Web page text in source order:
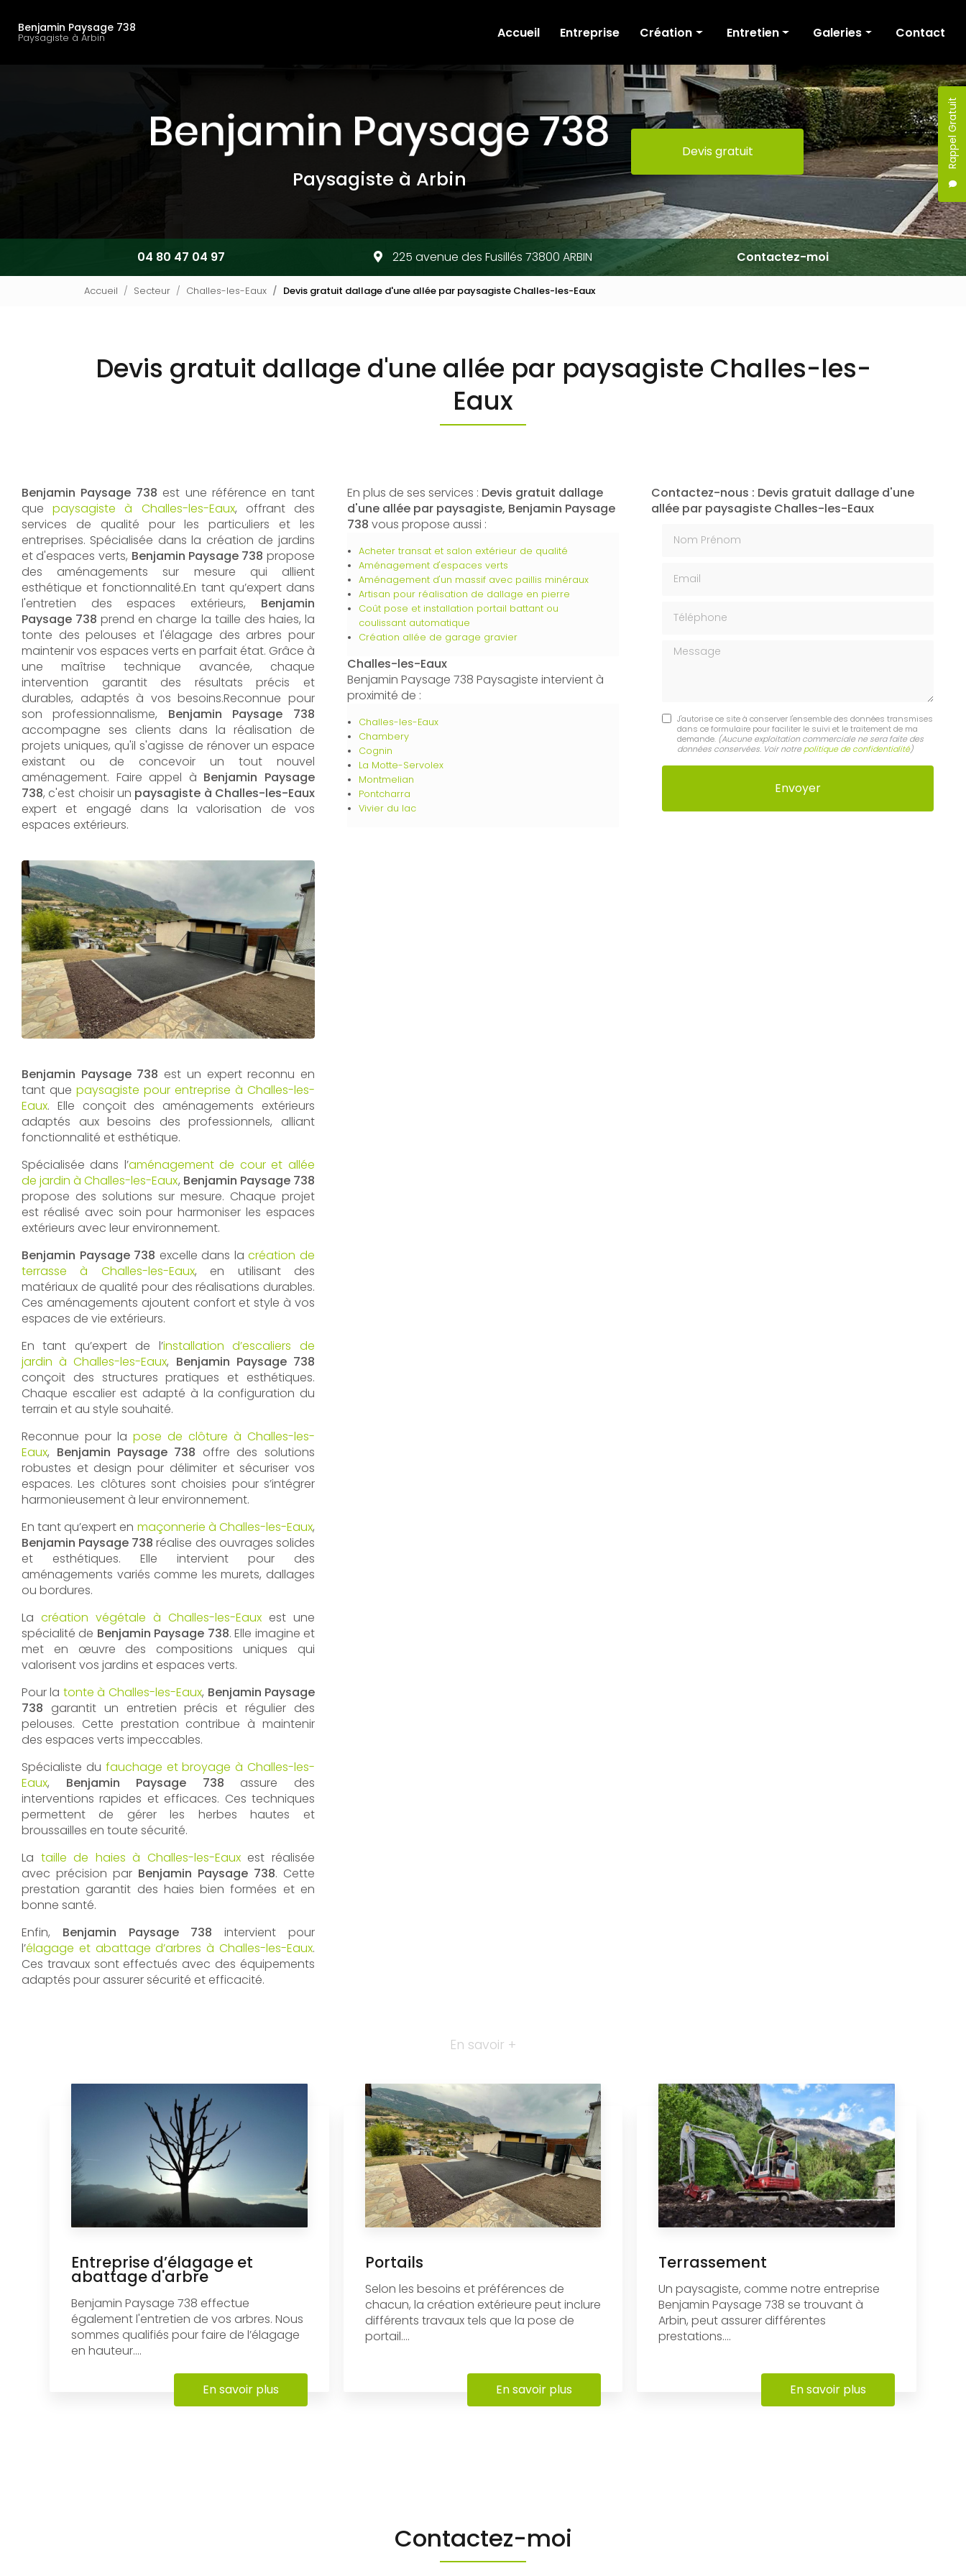
contenu
Benjamin Paysage 738
Paysagiste à Arbin
Rappel Gratuit
Accueil
Entreprise Création
Cour et allée
Terrasse
Murs de soutènement
Escaliers
Portail
Clôture
Maçonnerie
Terrassement
Pergola
Entretien
Tonte
Fauchage / Broyage
Taille de haies
Elagage / Abattage
Galeries
Création
Entretien
Contact
Paysagiste à Arbin
Devis gratuit
04 80 47 04 97 225 avenue des Fusillés 73800 ARBIN Contactez-moi
Accueil Secteur Challes-les-Eaux Devis gratuit dallage d'une allée par paysagiste Challes-les-Eaux
Devis gratuit dallage d'une allée par paysagiste Challes-les-
Eaux
Benjamin Paysage 738 est une référence en tant
quepaysagiste à Challes-les-Eaux, offrant des
services de qualité pour les particuliers et les
entreprises. Spécialisée dans la création de jardins
et d'espaces verts, Benjamin Paysage 738 propose
des aménagements sur mesure qui allient
esthétique et fonctionnalité.En tant qu’expert dans
l'entretien des espaces extérieurs, Benjamin
Paysage 738 prend en charge la taille des haies, la
tonte des pelouses et l'élagage des arbres pour
maintenir vos espaces verts en parfait état. Grâce à
une maîtrise technique avancée, chaque
intervention garantit des résultats précis et
durables, adaptés à vos besoins.Reconnue pour
son professionnalisme, Benjamin Paysage 738
accompagne ses clients dans la réalisation de
projets uniques, qu'il s'agisse de rénover un espace
existant ou de concevoir un tout nouvel
aménagement. Faire appel à Benjamin Paysage
738, c'est choisir un paysagiste à Challes-les-Eaux
expert et engagé dans la valorisation de vos
espaces extérieurs.
Benjamin Paysage 738 est un expert reconnu en
tant que paysagiste pour entreprise à Challes-les-
Eaux. Elle conçoit des aménagements extérieurs
adaptés aux besoins des professionnels, alliant
fonctionnalité et esthétique.
Spécialisée dans l’aménagement de cour et allée
de jardin à Challes-les-Eaux, Benjamin Paysage 738
propose des solutions sur mesure. Chaque projet
est réalisé avec soin pour harmoniser les espaces
extérieurs avec leur environnement.
Benjamin Paysage 738 excelle dans lacréation de
terrasse à Challes-les-Eaux, en utilisant des
matériaux de qualité pour des réalisations durables.
Ces aménagements ajoutent confort et style à vos
espaces de vie extérieurs.
En tant qu’expert de l’installation d’escaliers de
jardin à Challes-les-Eaux, Benjamin Paysage 738
conçoit des structures pratiques et esthétiques.
Chaque escalier est adapté à la configuration du
terrain et au style souhaité.
Reconnue pour la pose de clôture à Challes-les-
Eaux, Benjamin Paysage 738 offre des solutions
robustes et design pour délimiter et sécuriser vos
espaces. Les clôtures sont choisies pour s’intégrer
harmonieusement à leur environnement.
En tant qu’expert en maçonnerie à Challes-les-Eaux,
Benjamin Paysage 738 réalise des ouvrages solides
et esthétiques. Elle intervient pour des
aménagements variés comme les murets, dallages
ou bordures.
La création végétale à Challes-les-Eaux est une
spécialité de Benjamin Paysage 738. Elle imagine et
met en œuvre des compositions uniques qui
valorisent vos jardins et espaces verts.
Pour la tonte à Challes-les-Eaux, Benjamin Paysage
738 garantit un entretien précis et régulier des
pelouses. Cette prestation contribue à maintenir
des espaces verts impeccables.
Spécialiste du fauchage et broyage à Challes-les-
Eaux, Benjamin Paysage 738 assure des
interventions rapides et efficaces. Ces techniques
permettent de gérer les herbes hautes et
broussailles en toute sécurité.
La taille de haies à Challes-les-Eauxest réalisée
avec précision par Benjamin Paysage 738. Cette
prestation garantit des haies bien formées et en
bonne santé.
Enfin, Benjamin Paysage 738 intervient pour
l’élagage et abattage d’arbres à Challes-les-Eaux.
Ces travaux sont effectués avec des équipements
adaptés pour assurer sécurité et efficacité.
En plus de ses services : Devis gratuit dallage
d'une allée par paysagiste, Benjamin Paysage
738 vous propose aussi :
Acheter transat et salon extérieur de qualité
Aménagement d'espaces verts
Aménagement d'un massif avec paillis minéraux
Artisan pour réalisation de dallage en pierre
Coût pose et installation portail battant ou
coulissant automatique
Création allée de garage gravier
Challes-les-Eaux
Benjamin Paysage 738 Paysagiste intervient à
proximité de :
Challes-les-Eaux
Chambery
Cognin
La Motte-Servolex
Montmelian
Pontcharra
Vivier du lac
Contactez-nous : Devis gratuit dallage d'une
allée par paysagiste Challes-les-Eaux
Message
J'autorise ce site à conserver l'ensemble des données transmises
dans ce formulaire pour faciliter le suivi et le traitement de ma
demande. (Aucune exploitation commerciale ne sera faite des
données conservées. Voir notre politique de confidentialité)
En savoir +
Entreprise d’élagage et
abattage d'arbre
Benjamin Paysage 738 effectue
également l'entretien de vos arbres. Nous
sommes qualifiés pour faire de l’élagage
en hauteur....
En savoir plus
Portails
Selon les besoins et préférences de
chacun, la création extérieure peut inclure
différents travaux tels que la pose de
portail....
En savoir plus
Terrassement
Un paysagiste, comme notre entreprise
Benjamin Paysage 738 se trouvant à
Arbin, peut assurer différentes
prestations....
En savoir plus
Contactez-moi